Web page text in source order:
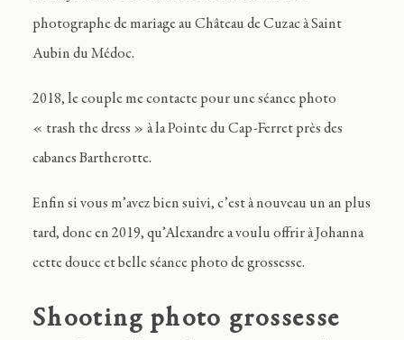
photographe de mariage au Château de Cuzac à Saint
Aubin du Médoc.
2018, le couple me contacte pour une séance photo
« trash the dress » à la Pointe du Cap-Ferret près des
cabanes Bartherotte.
Enfin si vous m’avez bien suivi, c’est à nouveau un an plus
tard, donc en 2019, qu’Alexandre a voulu offrir à Johanna
cette douce et belle séance photo de grossesse.
Shooting photo grossesse